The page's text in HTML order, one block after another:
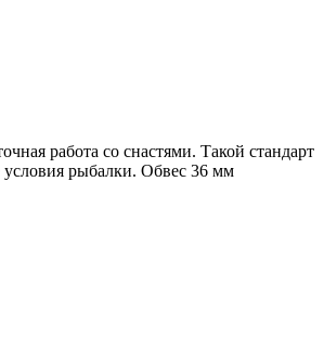
работа со снастями. Такой стандарт
условия рыбалки. Обвес 36 мм